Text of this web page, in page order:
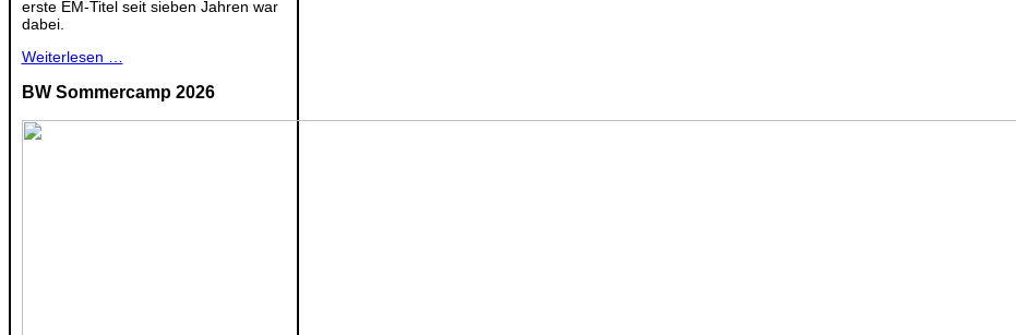
erste EM-Titel seit sieben Jahren war
dabei.
Weiterlesen …
BW Sommercamp 2026